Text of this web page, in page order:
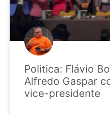
Politica: Flávio
Alfredo Gaspar
vice-presidente